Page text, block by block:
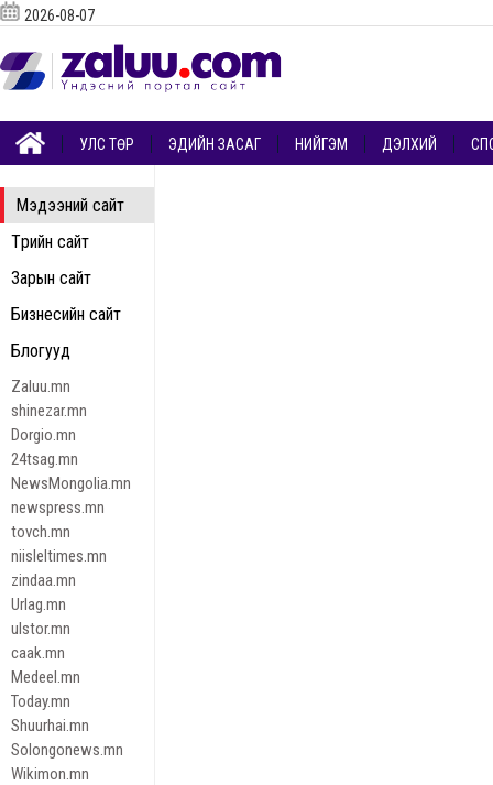
Мэдээний сайт
Төрийн сайт
Зарын сайт
Бизнесийн сайт
Блогууд
Zaluu.mn
shinezar.mn
Dorgio.mn
24tsag.mn
NewsMongolia.mn
newspress.mn
tovch.mn
niisleltimes.mn
zindaa.mn
Urlag.mn
ulstor.mn
caak.mn
Medeel.mn
Today.mn
Shuurhai.mn
Solongonews.mn
Wikimon.mn
2026-08-07
УЛС ТӨР ЭДИЙН ЗАСАГ НИЙГЭМ ДЭЛХИЙ